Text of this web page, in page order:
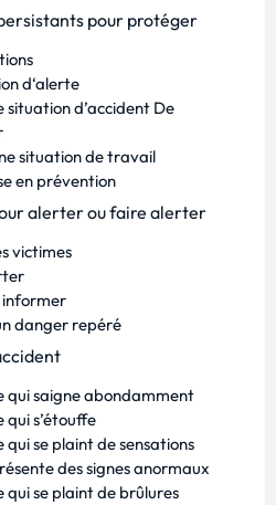
pour protéger
d‘alerte
d’accident De
situation de travail
en prévention
alerter ou faire alerter
victimes
informer
danger repéré
qui saigne abondamment
qui s’étouffe
qui se plaint de sensations
des signes anormaux
qui se plaint de brûlures